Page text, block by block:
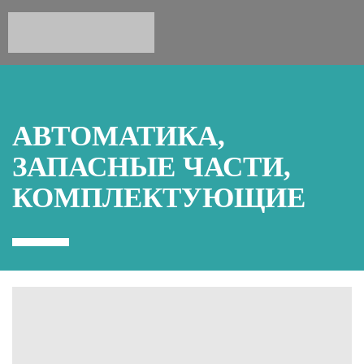
АВТОМАТИКА,
ЗАПАСНЫЕ ЧАСТИ,
КОМПЛЕКТУЮЩИЕ